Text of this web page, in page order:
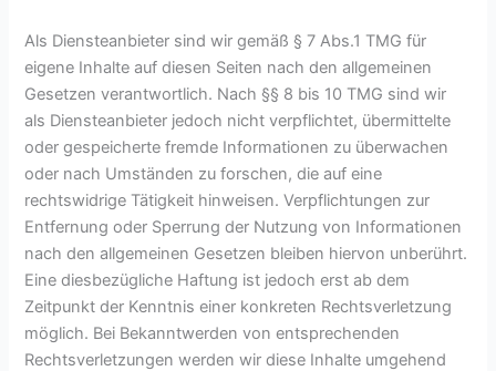
Als Diensteanbieter sind wir gemäß § 7 Abs.1 TMG für
eigene Inhalte auf diesen Seiten nach den allgemeinen
Gesetzen verantwortlich. Nach §§ 8 bis 10 TMG sind wir
als Diensteanbieter jedoch nicht verpflichtet, übermittelte
oder gespeicherte fremde Informationen zu überwachen
oder nach Umständen zu forschen, die auf eine
rechtswidrige Tätigkeit hinweisen. Verpflichtungen zur
Entfernung oder Sperrung der Nutzung von Informationen
nach den allgemeinen Gesetzen bleiben hiervon unberührt.
Eine diesbezügliche Haftung ist jedoch erst ab dem
Zeitpunkt der Kenntnis einer konkreten Rechtsverletzung
möglich. Bei Bekanntwerden von entsprechenden
Rechtsverletzungen werden wir diese Inhalte umgehend